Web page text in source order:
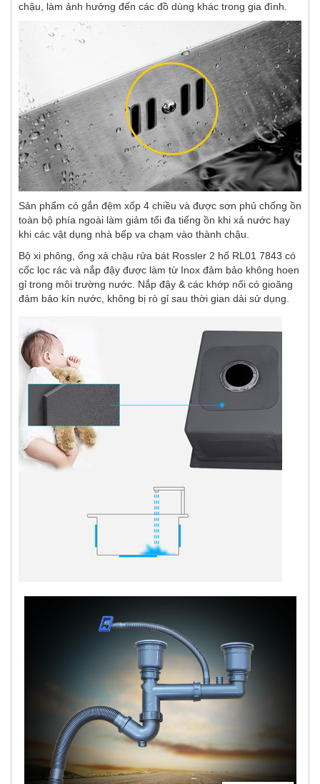
chậu, làm ảnh hưởng đến các đồ dùng khác trong gia đình.
Sản phẩm có gắn đệm xốp 4 chiều và được sơn phủ chống ồn
toàn bộ phía ngoài làm giảm tối đa tiếng ồn khi xả nước hay
khi các vật dụng nhà bếp va chạm vào thành chậu.
Bộ xi phông, ống xả chậu rửa bát Rossler 2 hố RL01 7843 có
cốc lọc rác và nắp đậy được làm từ Inox đảm bảo không hoen
gỉ trong môi trường nước. Nắp đậy & các khớp nối có gioăng
đảm bảo kín nước, không bị rò gỉ sau thời gian dài sử dụng.